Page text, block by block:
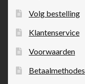
Volg bestelling
Klantenservice
Voorwaarden
Betaalmethodes